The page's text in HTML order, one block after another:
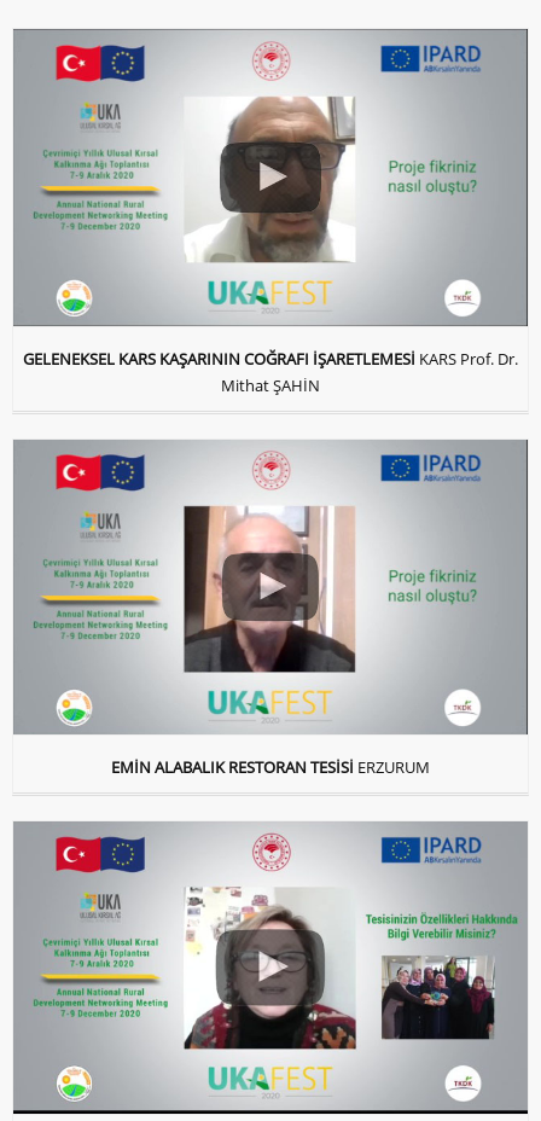
GELENEKSEL KARS KAŞARININ COĞRAFI İŞARETLEMESİ KARS Prof. Dr.
Mithat ŞAHİN
EMİN ALABALIK RESTORAN TESİSİ ERZURUM